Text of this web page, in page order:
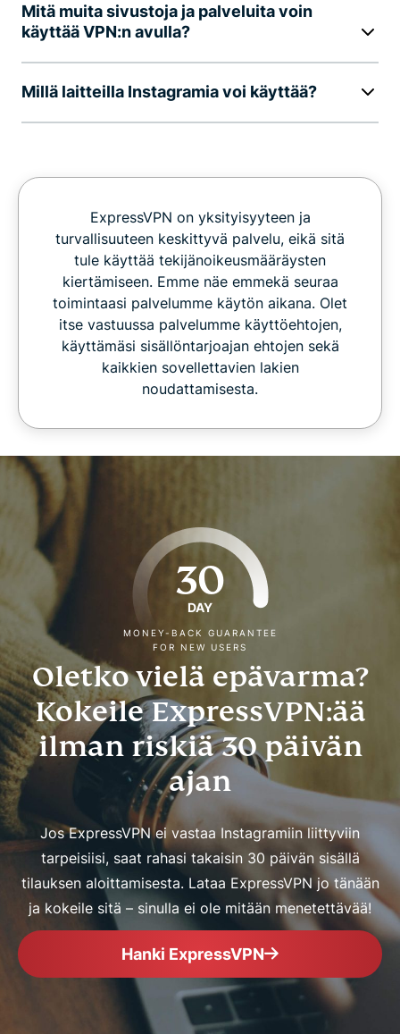
Mitä muita sivustoja ja palveluita voin
käyttää VPN:n avulla?
Millä laitteilla Instagramia voi käyttää?
ExpressVPN on yksityisyyteen ja
turvallisuuteen keskittyvä palvelu, eikä sitä
tule käyttää tekijänoikeusmääräysten
kiertämiseen. Emme näe emmekä seuraa
toimintaasi palvelumme käytön aikana. Olet
itse vastuussa palvelumme käyttöehtojen,
käyttämäsi sisällöntarjoajan ehtojen sekä
kaikkien sovellettavien lakien
noudattamisesta.
30
DAY
MONEY-BACK GUARANTEE
FOR NEW USERS
Oletko vielä epävarma?
Kokeile ExpressVPN:ää
ilman riskiä 30 päivän
ajan
Jos ExpressVPN ei vastaa Instagramiin liittyviin
tarpeisiisi, saat rahasi takaisin 30 päivän sisällä
tilauksen aloittamisesta. Lataa ExpressVPN jo tänään
ja kokeile sitä – sinulla ei ole mitään menetettävää!
Hanki ExpressVPN